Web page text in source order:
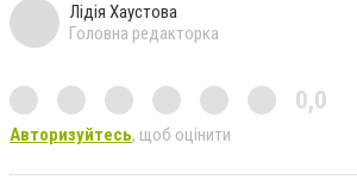
Лідія Хаустова
Головна редакторка
0,0
Авторизуйтесь, щоб оцінити